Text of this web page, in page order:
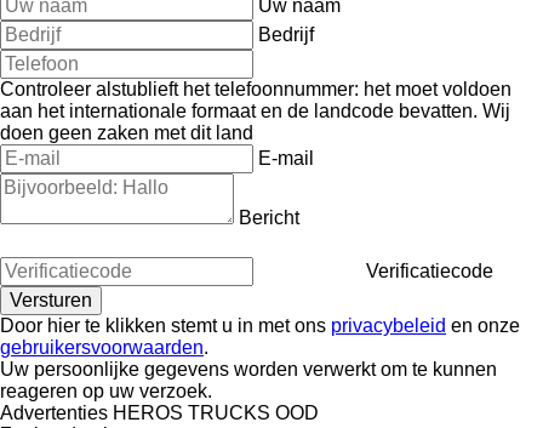
Uw naam
Bedrijf
Controleer alstublieft het telefoonnummer: het moet voldoen
aan het internationale formaat en de landcode bevatten. Wij
doen geen zaken met dit land
E-mail
Bericht
Verificatiecode
Door hier te klikken stemt u in met ons privacybeleid en onze
gebruikersvoorwaarden.
Uw persoonlijke gegevens worden verwerkt om te kunnen
reageren op uw verzoek.
Advertenties HEROS TRUCKS OOD